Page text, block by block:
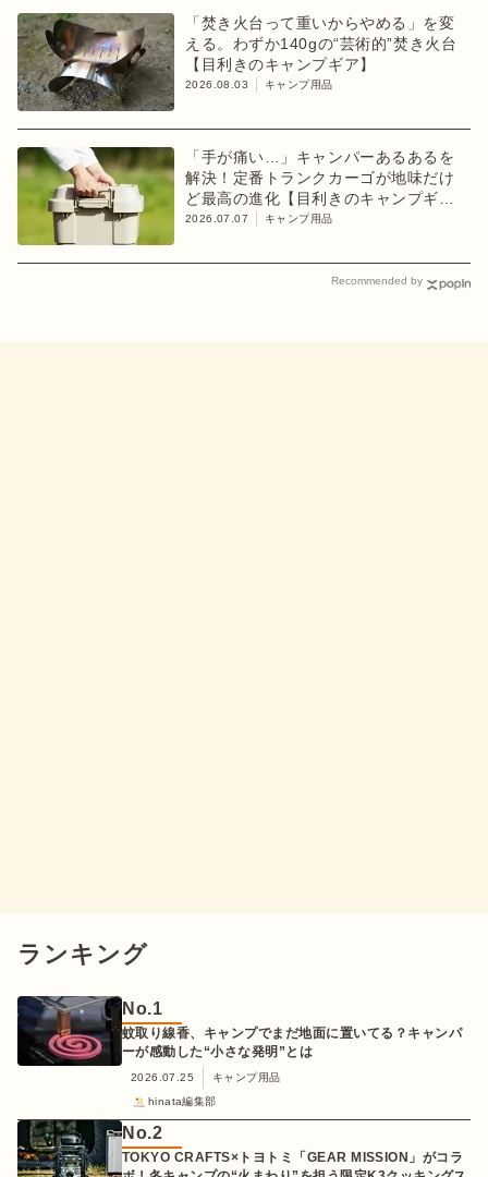
「焚き火台って重いからやめる」を変
える。わずか140gの“芸術的”焚き火台
【目利きのキャンプギア】
2026.08.03 キャンプ用品
「手が痛い…」キャンパーあるあるを
解決！定番トランクカーゴが地味だけ
ど最高の進化【目利きのキャンプギ
ア】
2026.07.07 キャンプ用品
Recommended by
ランキング
No.1
蚊取り線香、キャンプでまだ地面に置いてる？キャンパ
ーが感動した“小さな発明”とは
2026.07.25
キャンプ用品
hinata編集部
No.2
TOKYO CRAFTS×トヨトミ「GEAR MISSION」がコラ